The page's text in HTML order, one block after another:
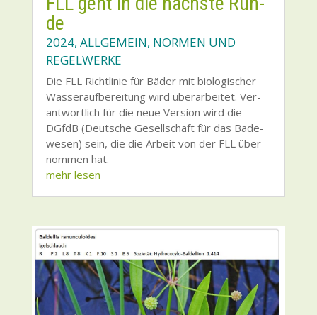
de
2024, ALLGEMEIN, NORMEN UND
REGELWERKE
Die FLL Richt­li­nie für Bäder mit bio­lo­gi­scher
Was­ser­auf­be­rei­tung wird über­ar­bei­tet. Ver­
ant­wort­lich für die neue Ver­si­on wird die
DGfdB (Deut­sche Gesell­schaft für das Bade­
we­sen) sein, die die Arbeit von der FLL über­
nom­men hat.
mehr lesen